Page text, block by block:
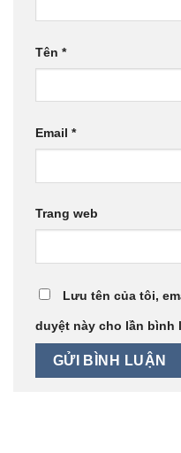
Tên *
Email *
Trang web
Lưu tên của tôi,
duyệt này cho lần bình